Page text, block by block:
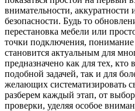
внимательности, аккуратности
безопасности. Будь то
перестановка мебели или
точки подключения, понимание
становится актуальным для
предназначено как для тех, кто
подобной задачей, так и для
желающих систематизировать
разберем каждый этап, от
проверки, уделяя особое